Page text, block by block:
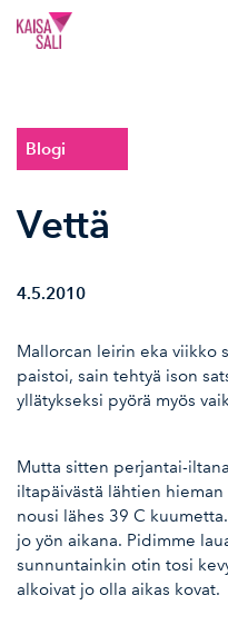
Kaisa Sali
Blogi
Vettä
4.5.2010
Mallorcan leirin eka viikko
paistoi, sain tehtyä ison
yllätykseksi pyörä myös
Mutta sitten perjantai-
iltapäivästä lähtien
nousi lähes 39 C
jo yön aikana. Pidimme
sunnuntainkin otin tosi
alkoivat jo olla aikas kovat.